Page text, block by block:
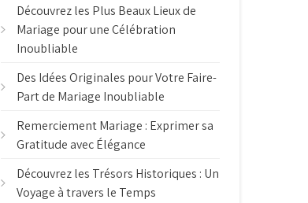
Découvrez les Plus Beaux Lieux de
Mariage pour une Célébration
Inoubliable
Des Idées Originales pour Votre Faire-
Part de Mariage Inoubliable
Remerciement Mariage : Exprimer sa
Gratitude avec Élégance
Découvrez les Trésors Historiques : Un
Voyage à travers le Temps